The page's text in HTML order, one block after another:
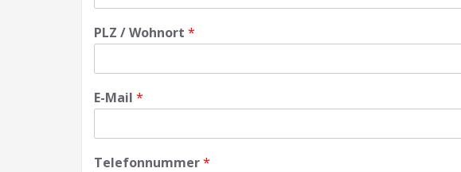
PLZ / Wohnort *
E-Mail *
Telefonnummer*